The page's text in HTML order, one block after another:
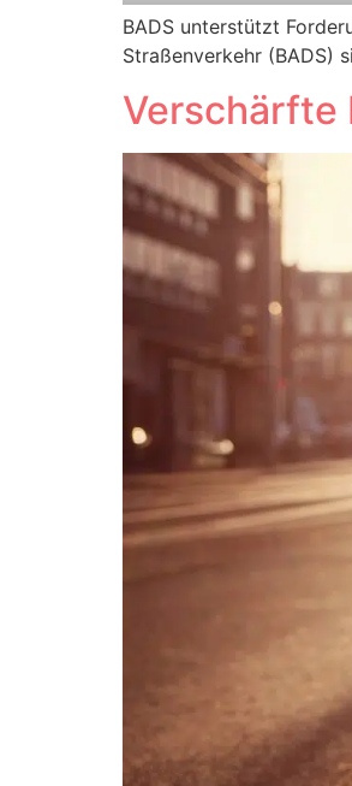
BADS unterstützt
Straßenverkehr (BADS)
Verschärfte